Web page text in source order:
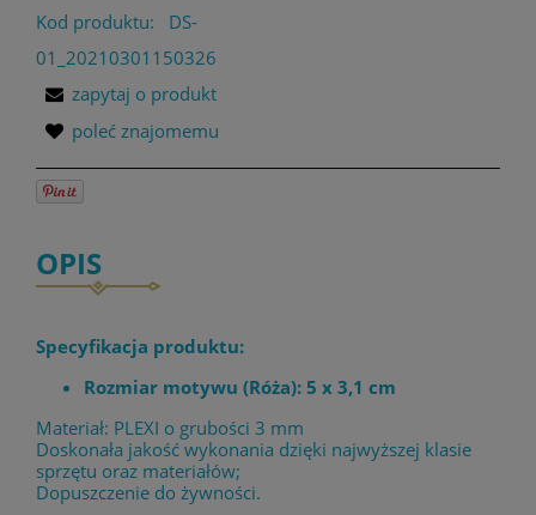
Kod produktu:
DS-
01_20210301150326
zapytaj o produkt
poleć znajomemu
OPIS
Specyfikacja produktu:
Rozmiar motywu (Róża): 5 x 3,1 cm
Materiał: PLEXI o grubości 3 mm
Doskonała jakość wykonania dzięki najwyższej klasie
sprzętu oraz materiałów;
Dopuszczenie do żywności.